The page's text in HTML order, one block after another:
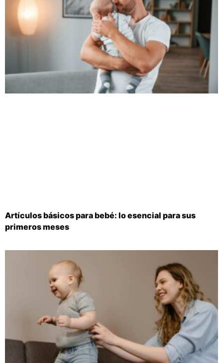
Artículos básicos para bebé: lo esencial para sus
primeros meses